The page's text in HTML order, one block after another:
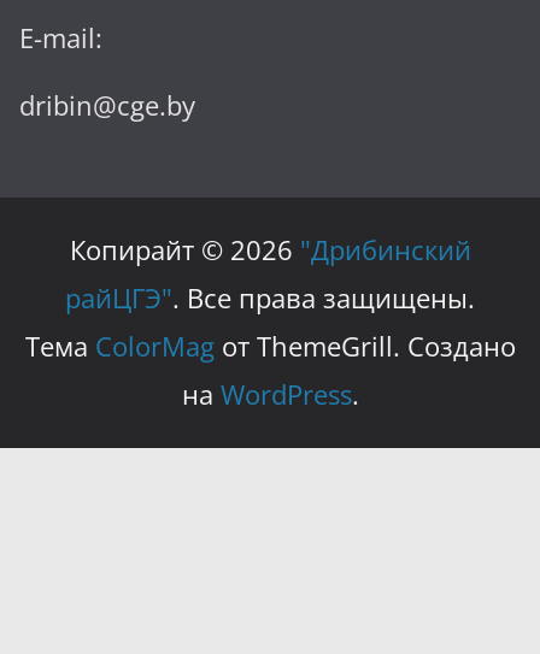
E-mail:
dribin@cge.by
Копирайт © 2026 "Дрибинский
райЦГЭ". Все права защищены.
Тема ColorMagот ThemeGrill. Создано
на WordPress.